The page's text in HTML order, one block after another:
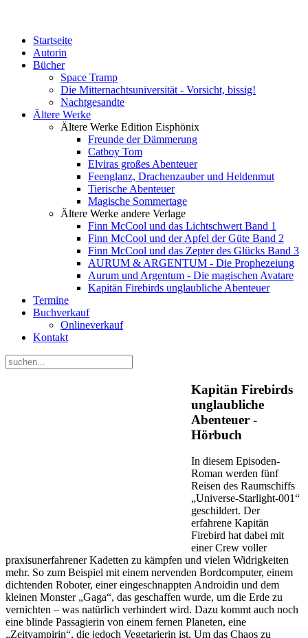
Startseite
Autorin
Bücher
Space Tramp
Die Mitternachtsuniversität - Vorsicht, bissig!
Nachtgesandte
Ältere Werke
Ältere Werke Edition Eisphönix
Freunde der Dämmerung
Catboy Tom
Elviras großes Abenteuer
Feenglanz, Drachenzauber und Heldenmut
Tierische Abenteuer
Magische Sommertage
Ältere Werke andere Verlage
Finn McCool und das Lichtschwert Band 1
Finn McCool und der Apfel der Güte Band 2
Finn McCool und das Zepter des Glücks Band 3
AURUM & ARGENTUM - Die Prophezeiung
Aurum und Argentum - Die magischen Avatare
Kapitän Firebirds unglaubliche Abenteuer
Termine
Buchverkauf
Onlineverkauf
Kontakt
Kapitän Firebirds
unglaubliche
Abenteuer -
Hörbuch
In diesem Episoden-
Roman werden fünf
Reisen des Raumschiffs
„Universe-Starlight-001“
geschildert. Der
erfahrene Kapitän
Firebird hat dabei mit
einer Crew voller
praxisunerfahrener Kadetten zu kämpfen und vielen Widrigkeiten
mehr. So zum Beispiel mit einem nervenden Bordcomputer, einem
dichtenden Roboter, einer eingeschnappten Androidin und dem
kleinen Monster „Gaga“, das geschaffen wurde, um die Erde zu
vernichten – was natürlich verhindert wird. Dazu kommt auch noch
eine blinde Passagierin von einem fernen Planeten, eine
„Zeitvampirin“, die jedoch Vegetarierin ist. Um das Chaos zu